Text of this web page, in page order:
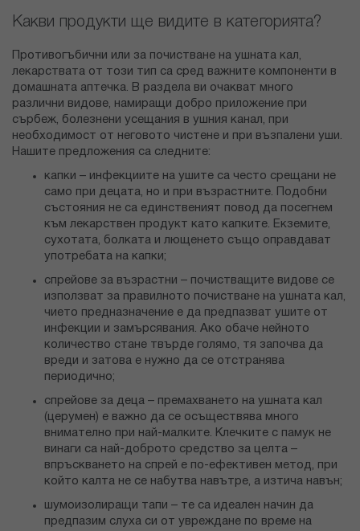
Какви продукти ще видите в категорията?
Противогъбични или за почистване на ушната кал,
лекарствата от този тип са сред важните компоненти в
домашната аптечка. В раздела ви очакват много
различни видове, намиращи добро приложение при
сърбеж, болезнени усещания в ушния канал, при
необходимост от неговото чистене и при възпалени уши.
Нашите предложения са следните:
капки – инфекциите на ушите са често срещани не
само при децата, но и при възрастните. Подобни
състояния не са единственият повод да посегнем
към лекарствен продукт като капките. Екземите,
сухотата, болката и лющенето също оправдават
употребата на капки;
спрейове за възрастни – почистващите видове се
използват за правилното почистване на ушната кал,
чието предназначение е да предпазват ушите от
инфекции и замърсявания. Ако обаче нейното
количество стане твърде голямо, тя започва да
вреди и затова е нужно да се отстранява
периодично;
спрейове за деца – премахването на ушната кал
(церумен) е важно да се осъществява много
внимателно при най-малките. Клечките с памук не
винаги са най-доброто средство за целта –
впръскването на спрей е по-ефективен метод, при
който калта не се набутва навътре, а изтича навън;
шумоизолиращи тапи – те са идеален начин да
предпазим слуха си от увреждане по време на